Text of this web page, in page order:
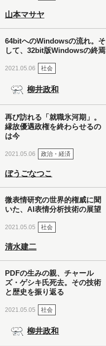
山本マサヤ
64bitへのWindowsの流れ。そ
して、32bit版Windowsの終焉
2021.05.06 社会
柳井政和
再び訪れる「就職氷河期」。
縁故優遇政権を終わらせるの
は今
2021.05.06 政治・経済
ぼうごなつこ
微表情研究の世界的権威に聞
いた、AI表情分析技術の展望
2021.05.05 社会
清水建二
PDFの生みの親、チャール
ズ・ゲシキ氏死去。その技術
と歴史を振り返る
2021.05.05 社会
柳井政和